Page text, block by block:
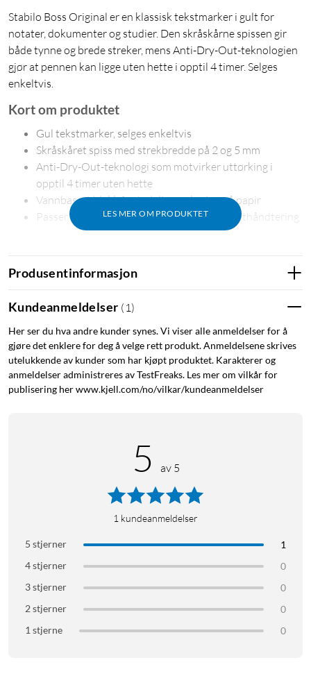
Stabilo Boss Original er en klassisk tekstmarker i gult for
notater, dokumenter og studier. Den skråskårne spissen gir
både tynne og brede streker, mens Anti-Dry-Out-teknologien
gjør at pennen kan ligge uten hette i opptil 4 timer. Selges
enkeltvis.
LES MER OM PRODUKTET
Kort om produktet
Gul tekstmarker, selges enkeltvis
Skråskåret spiss med strekbredde på 2 og 5 mm
Anti-Dry-Out-teknologi som motvirker uttørking i
opptil 4 timer uten hette
Vannbasert blekk for tydelig markering på papir
Passer til kontor, skole, studier og dokumenthåndtering
Stabilo Boss Original er en klassisk tekstmarker for å
fremheve viktig tekst i notater, utskrifter og dokumenter. Den
gule fargen gir tydelig markering, og den skråskårne spissen
tekstpartier.
Spesifikasjoner
Produkttype: Tekstmarker
Anti-Dry-Out: Opptil 4 timer uten hette
1 × Stabilo Boss Original tekstmarker
Produsentinformasjon
Kundeanmeldelser ( 1 )
Her ser du hva andre kunder synes. Vi viser alle anmeldelser for å
gjøre det enklere for deg å velge rett produkt. Anmeldelsene skrives
utelukkende av kunder som har kjøpt produktet. Karakterer og
anmeldelser administreres av TestFreaks. Les mer om vilkår for
publisering her www.kjell.com/no/vilkar/kundeanmeldelser
5 av 5
1 kundeanmeldelser
5 stjerner
1
4 stjerner
0
3 stjerner
0
2 stjerner
0
1 stjerne
0